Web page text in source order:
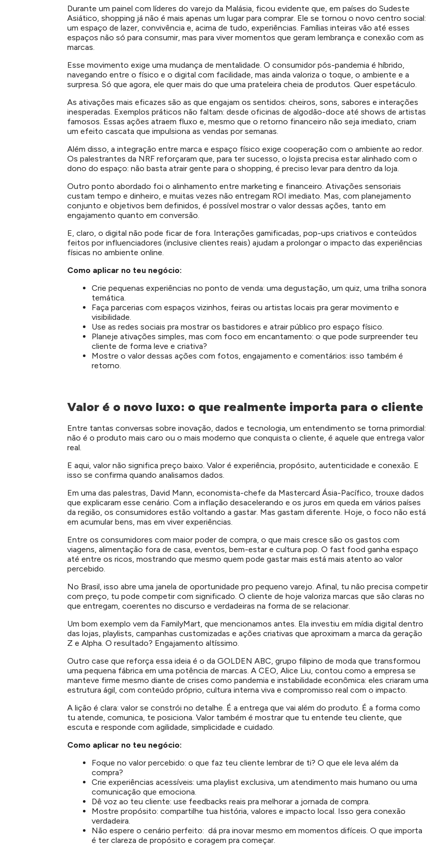
Durante um painel com líderes do varejo da Malásia, ficou evidente que, em países do Sudeste
Asiático, shopping já não é mais apenas um lugar para comprar. Ele se tornou o novo centro social:
um espaço de lazer, convivência e, acima de tudo, experiências. Famílias inteiras vão até esses
espaços não só para consumir, mas para viver momentos que geram lembrança e conexão com as
marcas.
Esse movimento exige uma mudança de mentalidade. O consumidor pós-pandemia é híbrido,
navegando entre o físico e o digital com facilidade, mas ainda valoriza o toque, o ambiente e a
surpresa. Só que agora, ele quer mais do que uma prateleira cheia de produtos. Quer espetáculo.
As ativações mais eficazes são as que engajam os sentidos: cheiros, sons, sabores e interações
inesperadas. Exemplos práticos não faltam: desde oficinas de algodão-doce até shows de artistas
famosos. Essas ações atraem fluxo e, mesmo que o retorno financeiro não seja imediato, criam
um efeito cascata que impulsiona as vendas por semanas.
Além disso, a integração entre marca e espaço físico exige cooperação com o ambiente ao redor.
Os palestrantes da NRF reforçaram que, para ter sucesso, o lojista precisa estar alinhado com o
dono do espaço: não basta atrair gente para o shopping, é preciso levar para dentro da loja.
Outro ponto abordado foi o alinhamento entre marketing e financeiro. Ativações sensoriais
custam tempo e dinheiro, e muitas vezes não entregam ROI imediato. Mas, com planejamento
conjunto e objetivos bem definidos, é possível mostrar o valor dessas ações, tanto em
engajamento quanto em conversão.
E, claro, o digital não pode ficar de fora. Interações gamificadas, pop-ups criativos e conteúdos
feitos por influenciadores (inclusive clientes reais) ajudam a prolongar o impacto das experiências
físicas no ambiente online.
Como aplicar no teu negócio:
Crie pequenas experiências no ponto de venda: uma degustação, um quiz, uma trilha sonora
temática.
Faça parcerias com espaços vizinhos, feiras ou artistas locais pra gerar movimento e
visibilidade.
Use as redes sociais pra mostrar os bastidores e atrair público pro espaço físico.
Planeje ativações simples, mas com foco em encantamento: o que pode surpreender teu
cliente de forma leve e criativa?
Mostre o valor dessas ações com fotos, engajamento e comentários: isso também é
retorno.
Valor é o novo luxo: o que realmente importa para o cliente
Entre tantas conversas sobre inovação, dados e tecnologia, um entendimento se torna primordial:
não é o produto mais caro ou o mais moderno que conquista o cliente, é aquele que entrega valor
real.
E aqui, valor não significa preço baixo. Valor é experiência, propósito, autenticidade e conexão. E
isso se confirma quando analisamos dados.
Em uma das palestras, David Mann, economista-chefe da Mastercard Ásia-Pacífico, trouxe dados
que explicaram esse cenário. Com a inflação desacelerando e os juros em queda em vários países
da região, os consumidores estão voltando a gastar. Mas gastam diferente. Hoje, o foco não está
em acumular bens, mas em viver experiências.
Entre os consumidores com maior poder de compra, o que mais cresce são os gastos com
viagens, alimentação fora de casa, eventos, bem-estar e cultura pop. O fast food ganha espaço
até entre os ricos, mostrando que mesmo quem pode gastar mais está mais atento ao valor
percebido.
No Brasil, isso abre uma janela de oportunidade pro pequeno varejo. Afinal, tu não precisa competir
com preço, tu pode competir com significado. O cliente de hoje valoriza marcas que são claras no
que entregam, coerentes no discurso e verdadeiras na forma de se relacionar.
Um bom exemplo vem da FamilyMart, que mencionamos antes. Ela investiu em mídia digital dentro
das lojas, playlists, campanhas customizadas e ações criativas que aproximam a marca da geração
Z e Alpha. O resultado? Engajamento altíssimo.
Outro case que reforça essa ideia é o da GOLDEN ABC, grupo filipino de moda que transformou
uma pequena fábrica em uma potência de marcas. A CEO, Alice Liu, contou como a empresa se
manteve firme mesmo diante de crises como pandemia e instabilidade econômica: eles criaram uma
estrutura ágil, com conteúdo próprio, cultura interna viva e compromisso real com o impacto.
A lição é clara: valor se constrói no detalhe. É a entrega que vai além do produto. É a forma como
tu atende, comunica, te posiciona. Valor também é mostrar que tu entende teu cliente, que
escuta e responde com agilidade, simplicidade e cuidado.
Como aplicar no teu negócio:
Foque no valor percebido: o que faz teu cliente lembrar de ti? O que ele leva além da
compra?
Crie experiências acessíveis: uma playlist exclusiva, um atendimento mais humano ou uma
comunicação que emociona.
Dê voz ao teu cliente: use feedbacks reais pra melhorar a jornada de compra.
Mostre propósito: compartilhe tua história, valores e impacto local. Isso gera conexão
verdadeira.
Não espere o cenário perfeito: dá pra inovar mesmo em momentos difíceis. O que importa
é ter clareza de propósito e coragem pra começar.